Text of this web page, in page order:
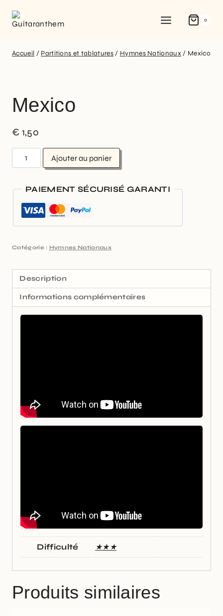
0
Accueil / Partitions et tablatures / Hymnes Nationaux / Mexico
Mexico
€ 1,50
Ajouter au panier
PAIEMENT SÉCURISÉ GARANTI
Catégorie : Hymnes Nationaux
Description
Informations complémentaires
Difficulté ★★★
Produits similaires